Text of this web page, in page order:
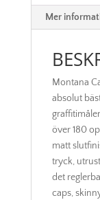
Mer
Montana
absolut
över 180
matt
tryck,
det
caps,